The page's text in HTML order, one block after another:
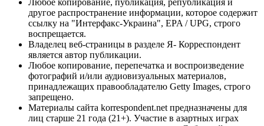
Любое копирование, публикация, републикация и
другое распространение информации, которое содержит
ссылку на "Интерфакс-Украина", EPA / UPG, строго
воспрещается.
Владелец веб-страницы в разделе Я- Корреспондент
является автор публикации.
Любое копирование, перепечатка и воспроизведение
фотографий и/или аудиовизуальных материалов,
принадлежащих правообладателю Getty Images, строго
запрещено.
Материалы сайта korrespondent.net предназначены для
лиц старше 21 года (21+). Участие в азартных играх